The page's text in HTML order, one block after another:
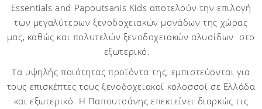
Essentials and Papoutsanis Kids αποτελούν την επιλογή
των μεγαλύτερων ξενοδοχειακών μονάδων της χώρας
μας, καθώς και πολυτελών ξενοδοχειακών αλυσίδων στο
εξωτερικό.
Τα υψηλής ποιότητας προϊόντα της, εμπιστεύονται για
τους επισκέπτες τους ξενοδοχειακοί κολοσσοί σε Ελλάδα
και εξωτερικό. Η Παπουτσάνης επεκτείνει διαρκώς τις